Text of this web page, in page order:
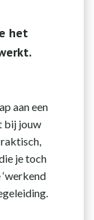
het
aan een
bij jouw
je toch